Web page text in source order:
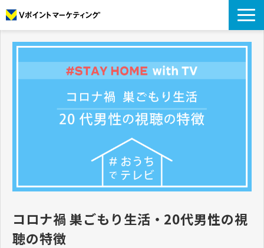
私たちについて
データについて
アナリティクス
リサーチ
導入事例
コラム
お役立ち資料
コロナ禍 巣ごもり生活・20代男性の視
聴の特徴